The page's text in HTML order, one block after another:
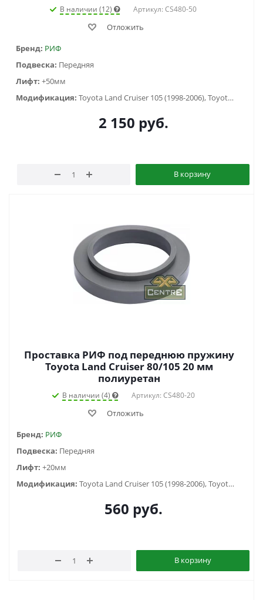
В наличии (12) Артикул: CS480-50
Отложить
Бренд: РИФ
Подвеска: Передняя
Лифт: +50мм
Модификация:
Toyota Land Cruiser 105 (1998-2006), Toyota Land Cruiser 80 (1988-1998)
2 150 руб.
В корзину
Проставка РИФ под переднюю пружину
Toyota Land Cruiser 80/105 20 мм
полиуретан
В наличии (4) Артикул: CS480-20
Отложить
Бренд: РИФ
Подвеска: Передняя
Лифт: +20мм
Модификация:
Toyota Land Cruiser 105 (1998-2006), Toyota Land Cruiser 80 (1988-1998)
560 руб.
В корзину